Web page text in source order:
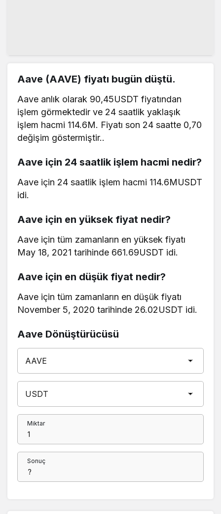
Aave (AAVE) fiyatı bugün düştü.
Aave anlık olarak 90,45USDT fiyatından
işlem görmektedir ve 24 saatlik yaklaşık
işlem hacmi 114.6M. Fiyatı son 24 saatte 0,70
değişim göstermiştir..
Aave için 24 saatlik işlem hacmi nedir?
Aave için 24 saatlik işlem hacmi 114.6MUSDT
idi.
Aave için en yüksek fiyat nedir?
Aave için tüm zamanların en yüksek fiyatı
May 18, 2021 tarihinde 661.69USDT idi.
Aave için en düşük fiyat nedir?
Aave için tüm zamanların en düşük fiyatı
November 5, 2020 tarihinde 26.02USDT idi.
Aave Dönüştürücüsü
Miktar
Sonuç